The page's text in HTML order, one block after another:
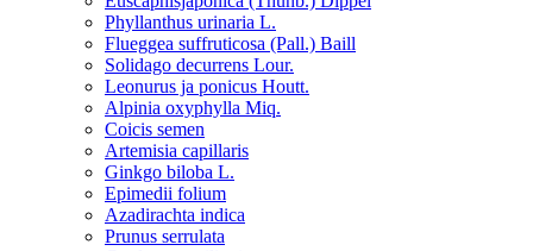
Phyllanthus urinaria L.
Flueggea suffruticosa (Pall.) Baill
Solidago decurrens Lour.
Leonurus ja ponicus Houtt.
Alpinia oxyphylla Miq.
Coicis semen
Artemisia capillaris
Ginkgo biloba L.
Epimedii folium
Azadirachta indica
Prunus serrulata